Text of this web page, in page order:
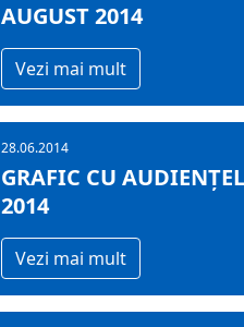
AUGUST 2014
Vezi mai mult
28.06.2014
GRAFIC CU
2014
Vezi mai mult